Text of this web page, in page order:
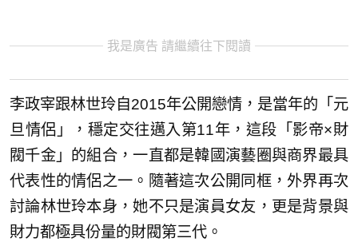
我是廣告 請繼續往下閱讀
李政宰跟林世玲自2015年公開戀情，是當年的「元
旦情侶」，穩定交往邁入第11年，這段「影帝×財
閥千金」的組合，一直都是韓國演藝圈與商界最具
代表性的情侶之一。隨著這次公開同框，外界再次
討論林世玲本身，她不只是演員女友，更是背景與
財力都極具份量的財閥第三代。